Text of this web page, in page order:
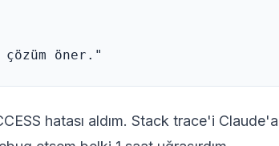
hatası aldım. Stack trace'i